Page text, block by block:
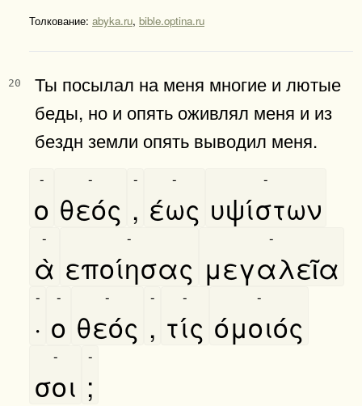
Толкование: abyka.ru, bible.optina.ru
20
Ты посылал на меня многие и лютые
беды, но и опять оживлял меня и из
бездн земли опять выводил меня.
ο
-
θεός
-
,
-
έως
-
υψίστων
-
ὰ
-
εποίησας
-
μεγαλεῖα
-
·
-
ο
-
θεός
-
,
-
τίς
-
όμοιός
-
σοι
-
;
-